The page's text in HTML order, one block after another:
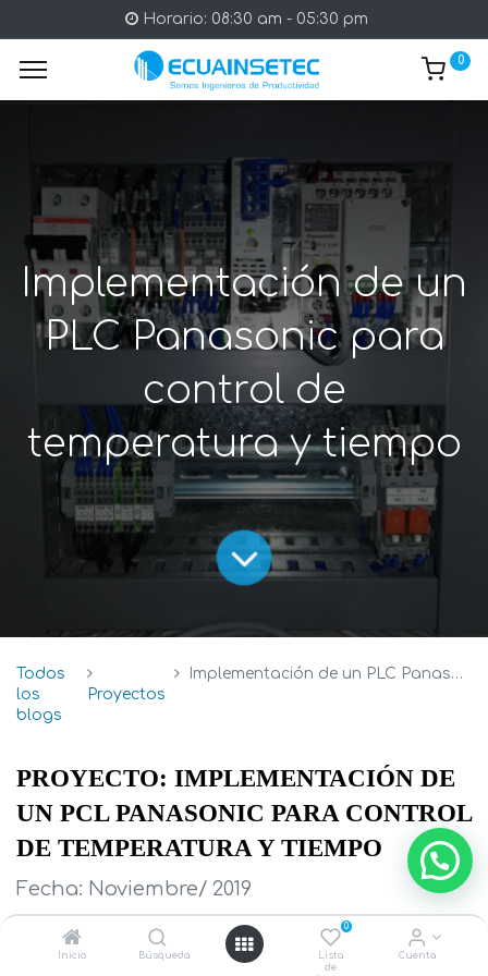
Inicio Búsqueda
0
Lista
de
Cuenta
Horario: 08:30 am - 05:30 pm
0
Implementación de un
PLC Panasonic para
control de
temperatura y tiempo
Todos
los
blogs
Proyectos
Implementación de un PLC Panasonic para control de temperatura y tiempo
PROYECTO: IMPLEMENTACIÓN DE
UN PCL PANASONIC PARA CONTROL
DE TEMPERATURA Y TIEMPO
Fecha: Noviembre/ 2019
Ciudad: Quito